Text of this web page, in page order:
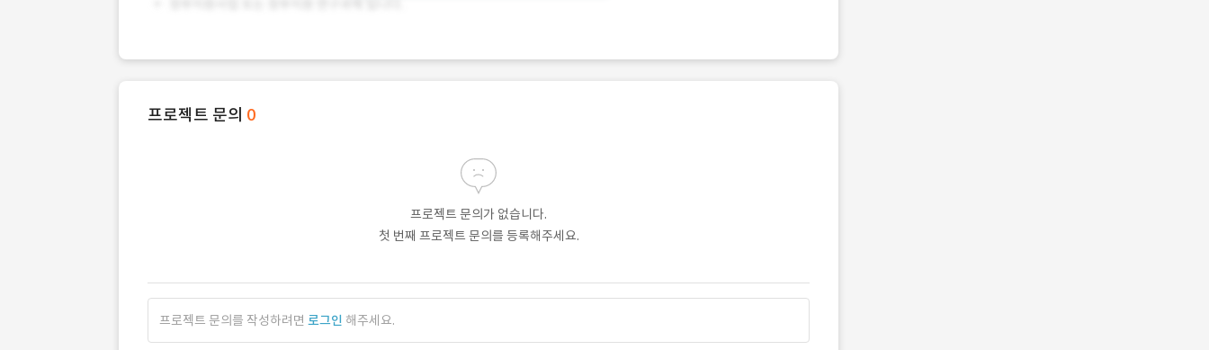
프로젝트 문의 0
프로젝트 문의가 없습니다.
첫 번째 프로젝트 문의를 등록해주세요.
프로젝트 문의를 작성하려면 로그인 해주세요.